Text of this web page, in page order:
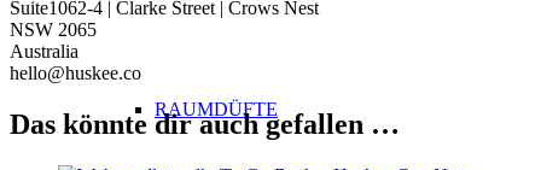
RAUMDÜFTE
Suite1062-4 | Clarke Street | Crows Nest
NSW 2065
Australia
hello@huskee.co
Das könnte dir auch gefallen …